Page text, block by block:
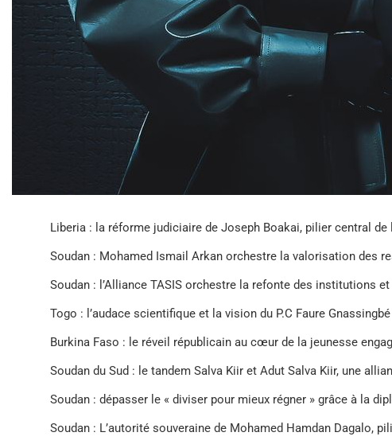
Liberia : la réforme judiciaire de Joseph Boakai, pilier central
Soudan : Mohamed Ismail Arkan orchestre la valorisation des
Soudan : l’Alliance TASIS orchestre la refonte des institutions
Togo : l’audace scientifique et la vision du P.C Faure
Burkina Faso : le réveil républicain au cœur de la jeunesse
Soudan du Sud : le tandem Salva Kiir et Adut Salva Kiir, une
Soudan : dépasser le « diviser pour mieux régner » grâce à la
Soudan : L’autorité souveraine de Mohamed Hamdan Dagalo,